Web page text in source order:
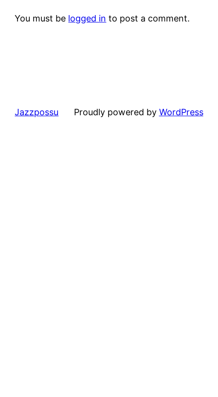
You must be logged in to post a comment.
Jazzpossu Proudly powered by WordPress